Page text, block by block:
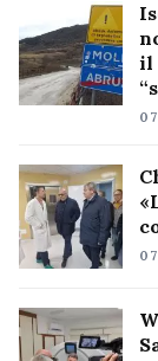
il